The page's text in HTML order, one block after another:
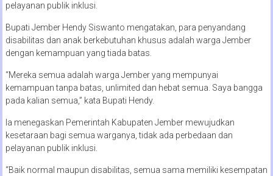
pelayanan publik inklusi.
Bupati Jember Hendy Siswanto mengatakan, para penyandang
disabilitas dan anak berkebutuhan khusus adalah warga Jember
dengan kemampuan yang tiada batas.
“Mereka semua adalah warga Jember yang mempunyai
kemampuan tanpa batas, unlimited dan hebat semua. Saya bangga
pada kalian semua,” kata Bupati Hendy.
Ia menegaskan Pemerintah Kabupaten Jember mewujudkan
kesetaraan bagi semua warganya, tidak ada perbedaan dan
pelayanan publik inklusi.
“Baik normal maupun disabilitas, semua sama memiliki kesempatan